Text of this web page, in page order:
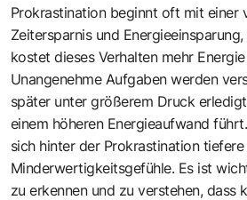
Prokrastination beginnt oft mit einer
Zeitersparnis und
kostet dieses Verhalten mehr
Unangenehme Aufgaben werden
später unter größerem Druck
einem höheren Energieaufwand
sich hinter der Prokrastination
Minderwertigkeitsgefühle. Es ist
zu erkennen und zu verstehen, dass